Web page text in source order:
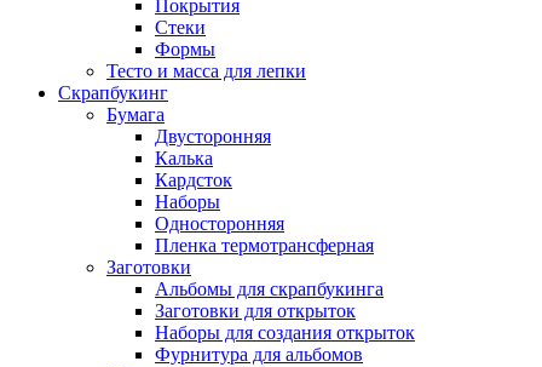
Покрытия
Стеки
Формы
Тесто и масса для лепки
Скрапбукинг
Бумага
Двусторонняя
Калька
Кардсток
Наборы
Односторонняя
Пленка термотрансферная
Заготовки
Альбомы для скрапбукинга
Заготовки для открыток
Наборы для создания открыток
Фурнитура для альбомов